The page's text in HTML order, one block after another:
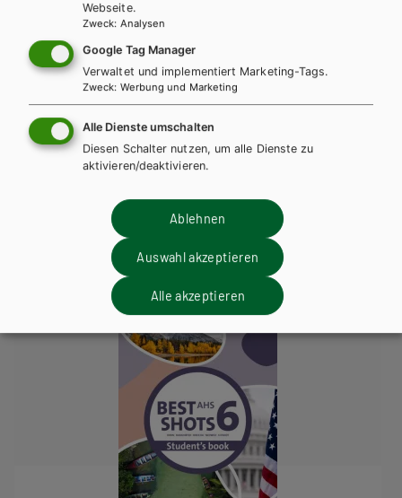
AHS-O
Best Shots AHS. Student's Book 5 inkl.
Audiofiles
Lehrbuch + E-Book
Lehrbuch E-Book Solo
Lehrbuch mit E-BOOK+
Lehrbuch E-BOOK+ Solo
Teacher´s Resource Pack
Webseite.
Zweck: Analysen
Google Tag Manager
Verwaltet und implementiert Marketing-Tags.
Zweck: Werbung und Marketing
Alle Dienste umschalten
Diesen Schalter nutzen, um alle Dienste zu
aktivieren/deaktivieren.
Ablehnen
Auswahl akzeptieren
Alle akzeptieren